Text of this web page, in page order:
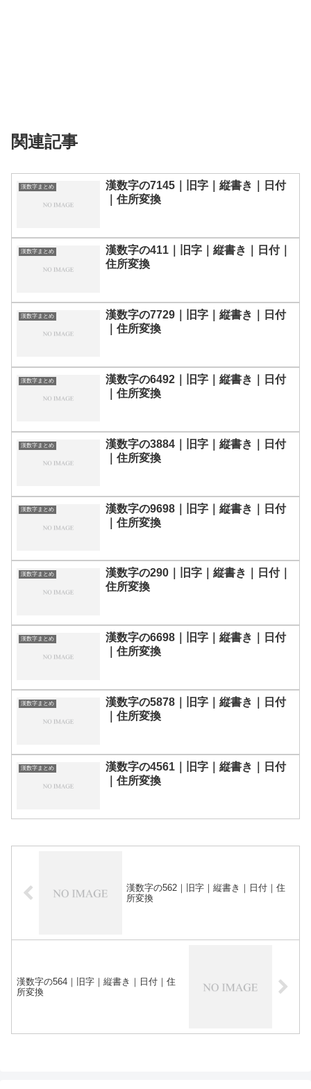
関連記事
漢数字まとめ
漢数字の7145｜旧字｜縦書き｜日付
｜住所変換
漢数字まとめ
漢数字の411｜旧字｜縦書き｜日付｜
住所変換
漢数字まとめ
漢数字の7729｜旧字｜縦書き｜日付
｜住所変換
漢数字まとめ
漢数字の6492｜旧字｜縦書き｜日付
｜住所変換
漢数字まとめ
漢数字の3884｜旧字｜縦書き｜日付
｜住所変換
漢数字まとめ
漢数字の9698｜旧字｜縦書き｜日付
｜住所変換
漢数字まとめ
漢数字の290｜旧字｜縦書き｜日付｜
住所変換
漢数字まとめ
漢数字の6698｜旧字｜縦書き｜日付
｜住所変換
漢数字まとめ
漢数字の5878｜旧字｜縦書き｜日付
｜住所変換
漢数字まとめ
漢数字の4561｜旧字｜縦書き｜日付
｜住所変換
漢数字の562｜旧字｜縦書き｜日付｜住
所変換
漢数字の564｜旧字｜縦書き｜日付｜住
所変換